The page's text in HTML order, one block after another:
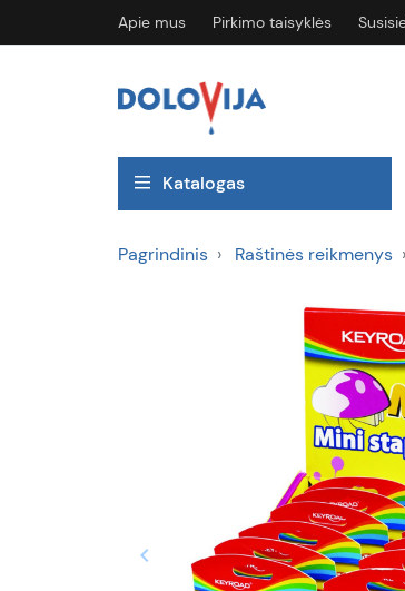
Apie mus Pirkimo taisyklės
Katalogas
Pagrindinis Raštinės reikmenys
Ankstesnis
keyboard_arrow_left